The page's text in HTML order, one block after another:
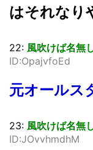
はそれなり
22: 風吹けば名無
ID:OpajvfoEd
元オールス
23: 風吹けば名無
ID:JOvvhmdhM